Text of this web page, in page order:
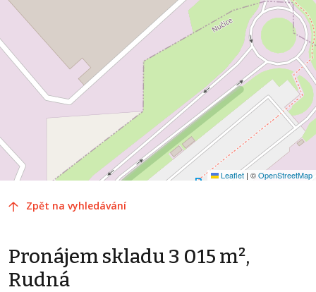
Leaflet | ©OpenStreetMap
Zpět na vyhledávání
Pronájem skladu 3 015 m²,
Rudná